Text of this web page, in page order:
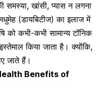
समस्या, खांसी, प्यास न लगना
(डायबिटीज) का इलाज में
को कभी-कभी सामान्य टॉनिक
किया जाता है। क्योंकि,
जाते हैं।
Benefits of